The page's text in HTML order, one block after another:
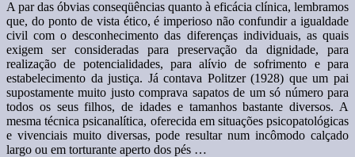
A par das óbvias conseqüências quanto à eficácia clínica, lembramos
que, do ponto de vista ético, é imperioso não confundir a igualdade
civil com o desconhecimento das diferenças individuais, as quais
exigem ser consideradas para preservação da dignidade, para
realização de potencialidades, para alívio de sofrimento e para
estabelecimento da justiça. Já contava Politzer (1928) que um pai
supostamente muito justo comprava sapatos de um só número para
todos os seus filhos, de idades e tamanhos bastante diversos. A
mesma técnica psicanalítica, oferecida em situações psicopatológicas
e vivenciais muito diversas, pode resultar num incômodo calçado
largo ou em torturante aperto dos pés …